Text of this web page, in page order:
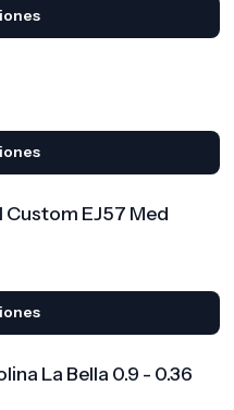
Custom EJ57 Med
La Bella 0.9 - 0.36